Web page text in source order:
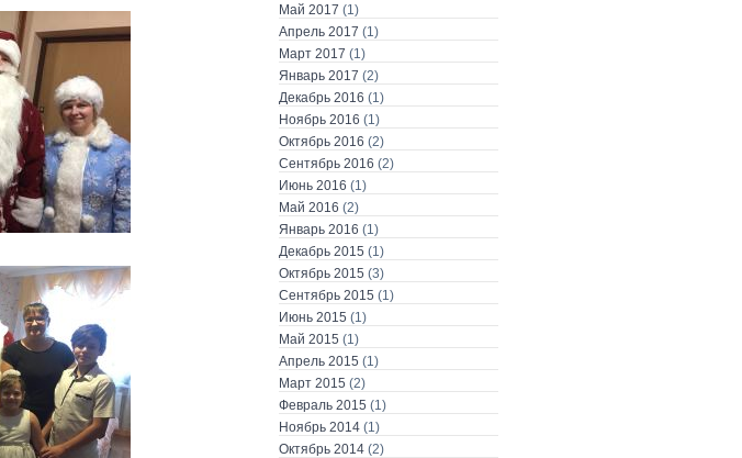
Май 2017 (1)
Апрель 2017 (1)
Март 2017 (1)
Январь 2017 (2)
Декабрь 2016 (1)
Ноябрь 2016 (1)
Октябрь 2016 (2)
Сентябрь 2016 (2)
Июнь 2016 (1)
Май 2016 (2)
Январь 2016 (1)
Декабрь 2015 (1)
Октябрь 2015 (3)
Сентябрь 2015 (1)
Июнь 2015 (1)
Май 2015 (1)
Апрель 2015 (1)
Март 2015 (2)
Февраль 2015 (1)
Ноябрь 2014 (1)
Октябрь 2014 (2)